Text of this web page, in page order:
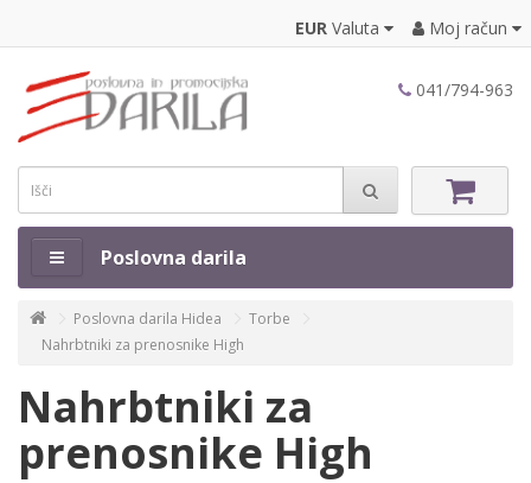
EUR Valuta Moj račun
041/794-963
Poslovna darila
Poslovna darila Hidea
Torbe
Nahrbtniki za prenosnike High
Nahrbtniki za
prenosnike High